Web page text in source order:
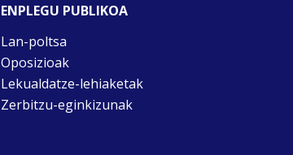
ENPLEGU PUBLIKOA
Lan-poltsa
Oposizioak
Lekualdatze-lehiaketak
Zerbitzu-eginkizunak